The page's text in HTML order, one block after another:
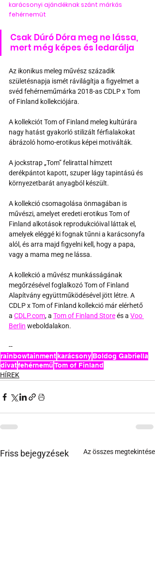
karácsonyi ajándéknak szánt márkás
fehérneműt
Csak Dúró Dóra meg ne lássa,
mert még képes és ledarálja
Az ikonikus meleg művész századik
születésnapja ismét rávilágítja a figyelmet a
svéd fehérneműmárka 2018-as CDLP x Tom
of Finland kollekciójára.
A kollekciót Tom of Finland meleg kultúrára
nagy hatást gyakorló stilizált férfialakokat
ábrázoló homo-erotikus képei motiválták.
A jockstrap „Tom” felirattal hímzett
derékpántot kapott, szuper lágy tapintású és
környezetbarát anyagból készült.
A kollekció csomagolása önmagában is
művészi, amelyet eredeti erotikus Tom of
Finland alkotások reprodukcióival láttak el,
amelyek eléggé ki fognak tűnni a karácsonyfa
alól, és arra majd figyelni kell, hogy a papa,
vagy a mama meg ne lássa.
A kollekció a művész munkásságának
megőrzésével foglalkozó Tom of Finland
Alapítvány együttműködésével jött létre. A
CDLP x Tom of Finland kollekció már elérhető
a CDLP.com, a Tom of Finland Store és a Voo
Berlin weboldalakon.
--
rainbowtainmentkarácsonyBoldog Gabriella
divatfehérneműTom of Finland
HÍREK
Friss bejegyzések Az összes megtekintése